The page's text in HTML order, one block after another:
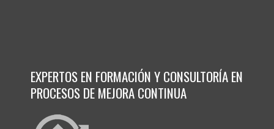
EXPERTOS EN FORMACIÓN Y CONSULTORÍA EN
PROCESOS DE MEJORA CONTINUA